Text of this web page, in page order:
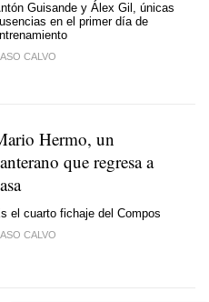
Guisande y Álex Gil, únicas
en el primer día de
CALVO
Hermo, un
que regresa a
el cuarto fichaje del Compos
CALVO